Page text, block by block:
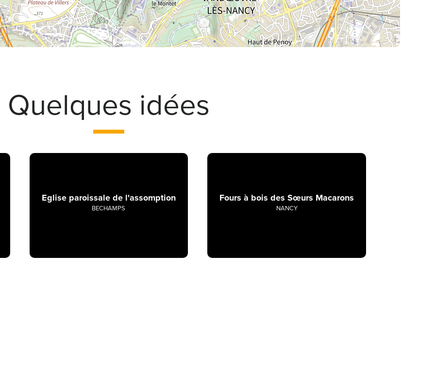
Quelques idées
Eglise paroissale de l'assomption
BECHAMPS
Fours à bois des Sœurs Macarons
NANCY